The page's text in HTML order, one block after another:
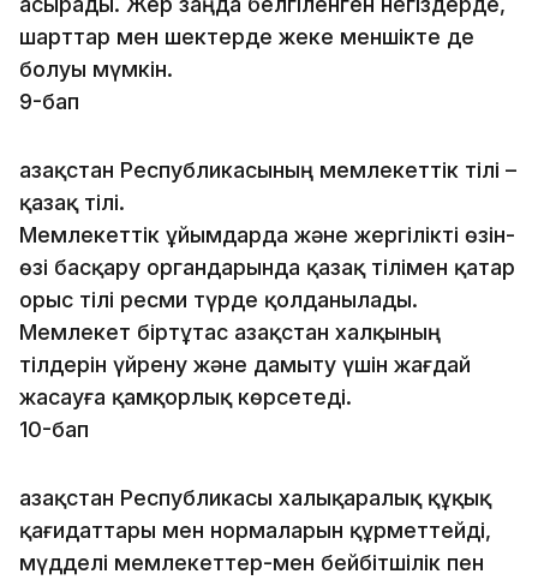
шарттар мен шектерде жеке меншікте де
болуы мүмкін.
9-бап
Қазақстан Республикасының мемлекеттік тілі –
қазақ тілі.
Мемлекеттік ұйымдарда және жергілікті өзін-
өзі басқару органдарында қазақ тілімен қатар
орыс тілі ресми түрде қолданылады.
Мемлекет біртұтас Қазақстан халқының
тілдерін үйре­ну және дамыту үшін жағдай
жасауға қамқорлық көрсетеді.
10-бап
Қазақстан Республикасы халықаралық құқық
қағидаттары мен нормаларын құрметтейді,
мүдделі мемлекеттер-мен бейбітшілік пен